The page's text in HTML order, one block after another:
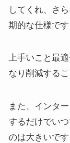
してくれ、さ
期的な仕様です
上手いこと最
なり削減する
また、インタ
するだけでい
のは大きいで